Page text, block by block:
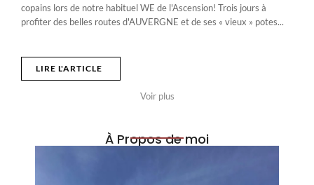
copains lors de notre habituel WE de l'Ascension! Trois jours à
profiter des belles routes d'AUVERGNE et de ses « vieux » potes...
LIRE L'ARTICLE
Voir plus
À Propos de moi